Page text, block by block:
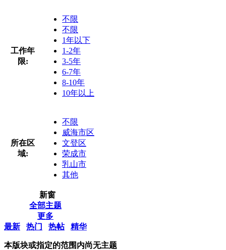
工作年
限:
不限
不限
1年以下
1-2年
3-5年
6-7年
8-10年
10年以上
所在区
域:
不限
威海市区
文登区
荣成市
乳山市
其他
新窗
全部主题
更多
最新
热门 热帖 精华
本版块或指定的范围内尚无主题